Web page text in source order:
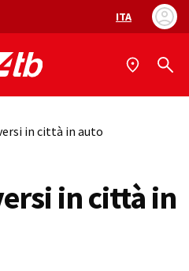
Selezione
ITA
in città in auto
in città in